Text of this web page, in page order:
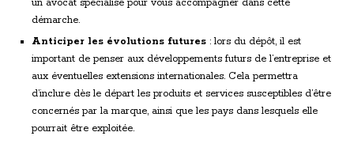
un avocat spécialisé pour vous accompagner dans cette
démarche.
Anticiper les évolutions futures : lors du dépôt, il est
important de penser aux développements futurs de l’entreprise et
aux éventuelles extensions internationales. Cela permettra
d’inclure dès le départ les produits et services susceptibles d’être
concernés par la marque, ainsi que les pays dans lesquels elle
pourrait être exploitée.